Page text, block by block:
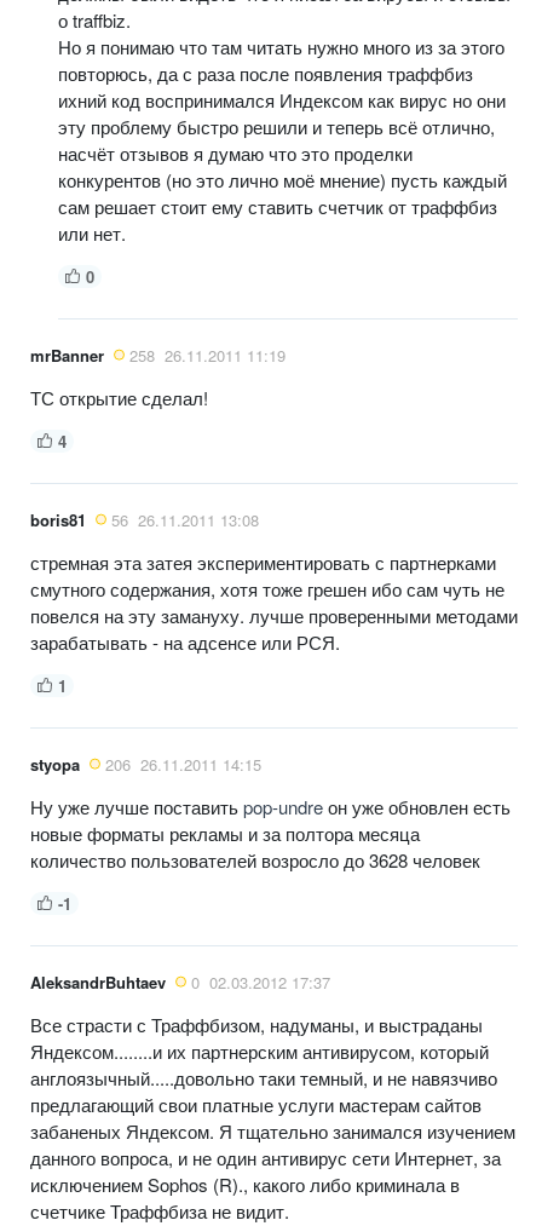
о traffbiz.
Но я понимаю что там читать нужно много из за этого
повторюсь, да с раза после появления траффбиз
ихний код воспринимался Индексом как вирус но они
эту проблему быстро решили и теперь всё отлично,
насчёт отзывов я думаю что это проделки
конкурентов (но это лично моё мнение) пусть каждый
сам решает стоит ему ставить счетчик от траффбиз
или нет.
0
mrBanner 258 26.11.2011 11:19
ТС открытие сделал!
4
boris81 56 26.11.2011 13:08
стремная эта затея экспериментировать с партнерками
смутного содержания, хотя тоже грешен ибо сам чуть не
повелся на эту замануху. лучше проверенными методами
зарабатывать - на адсенсе или РСЯ.
1
styopa 206 26.11.2011 14:15
Ну уже лучше поставитьpop-undreон уже обновлен есть
новые форматы рекламы и за полтора месяца
количество пользователей возросло до 3628 человек
-1
AleksandrBuhtaev 0 02.03.2012 17:37
Все страсти с Траффбизом, надуманы, и выстраданы
Яндексом........и их партнерским антивирусом, который
англоязычный.....довольно таки темный, и не навязчиво
предлагающий свои платные услуги мастерам сайтов
забаненых Яндексом. Я тщательно занимался изучением
данного вопроса, и не один антивирус сети Интернет, за
исключением Sophos (R)., какого либо криминала в
счетчике Траффбиза не видит.